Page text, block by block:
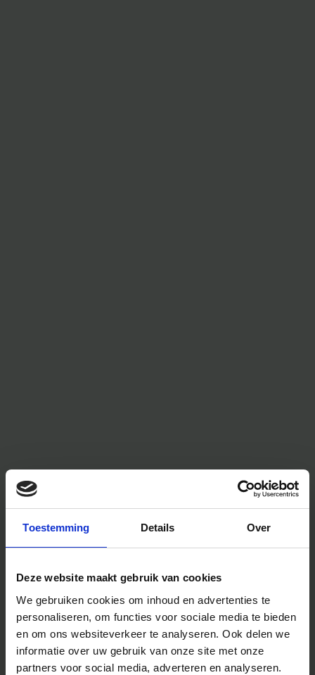
Toestemming Details Over
Deze website maakt gebruik van cookies
We gebruiken cookies om inhoud en advertenties te
personaliseren, om functies voor sociale media te bieden
en om ons websiteverkeer te analyseren. Ook delen we
informatie over uw gebruik van onze site met onze
partners voor social media, adverteren en analyseren.